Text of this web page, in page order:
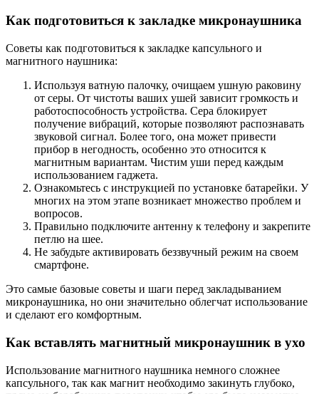
Как подготовиться к закладке микронаушника
Советы как подготовиться к закладке капсульного и
магнитного наушника:
Используя ватную палочку, очищаем ушную раковину
от серы. От чистоты ваших ушей зависит громкость и
работоспособность устройства. Сера блокирует
получение вибраций, которые позволяют распознавать
звуковой сигнал. Более того, она может привести
прибор в негодность, особенно это относится к
магнитным вариантам. Чистим уши перед каждым
использованием гаджета.
Ознакомьтесь с инструкцией по установке батарейки. У
многих на этом этапе возникает множество проблем и
вопросов.
Правильно подключите антенну к телефону и закрепите
петлю на шее.
Не забудьте активировать беззвучный режим на своем
смартфоне.
Это самые базовые советы и шаги перед закладыванием
микронаушника, но они значительно облегчат использование
и сделают его комфортным.
Как вставлять магнитный микронаушник в ухо
Использование магнитного наушника немного сложнее
капсульного, так как магнит необходимо закинуть глубоко,